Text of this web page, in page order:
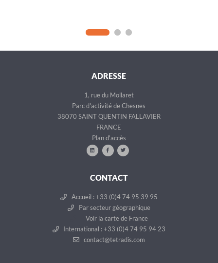
ADRESSE
1, rue du Mollaret
Parc d'activité de Chesnes
38070 SAINT QUENTIN FALLAVIER
FRANCE
Plan d'accès
CONTACT
Accueil : +33 (0)4 74 95 39 95
Par secteur géographique
Voir la carte de France
International : +33 (0)4 74 95 94 23
contact@tetradis.com